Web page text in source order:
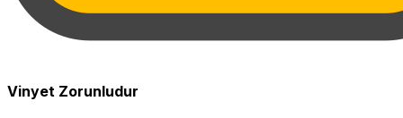
Vinyet Zorunludur